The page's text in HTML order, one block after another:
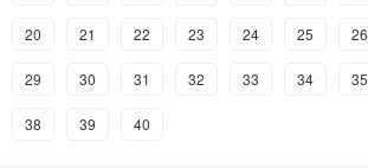
20 21 22 23 24 25 26
29 30 31 32 33 34 35
38 39 40